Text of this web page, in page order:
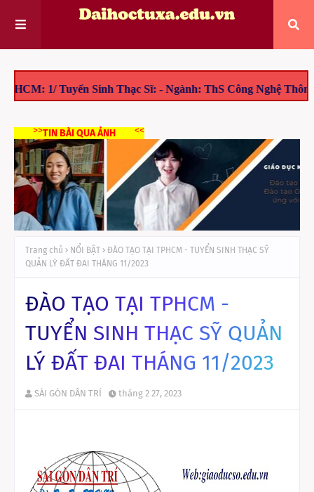
Tuyển Sinh Thạc Sĩ: - Ngành: ThS Công Nghệ Thông
>> TIN BÀI QUA ẢNH <<
Trang chủ NỔI BẬT
ĐÀO TẠO TẠI TPHCM - TUYỂN SINH THẠC SỸ
QUẢN LÝ ĐẤT ĐAI THÁNG 11/2023
ĐÀO TẠO TẠI TPHCM -
TUYỂN SINH THẠC SỸ QUẢN
LÝ ĐẤT ĐAI THÁNG 11/2023
SÀI GÒN DÂN TRÍ tháng 2 27, 2023